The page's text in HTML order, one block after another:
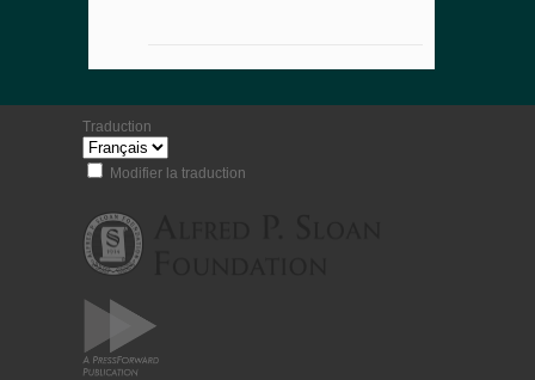
Traduction
Modifier la traduction